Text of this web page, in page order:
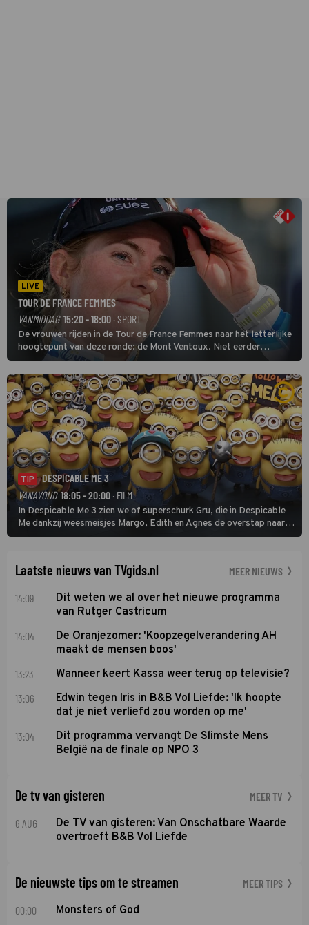
LIVE
TOUR DE FRANCE FEMMES
VANMIDDAG 15:20 - 18:00 · SPORT
De vrouwen rijden in de Tour de France Femmes naar het letterlijke
hoogtepunt van deze ronde: de Mont Ventoux. Niet eerder
finishten de vrouwen voor deze koers op deze kale col uit de
buitencategorie. De aanloop naar de slotklim is vlak.
TIP
DESPICABLE ME 3
VANAVOND 18:05 - 20:00· FILM
In Despicable Me 3 zien we of superschurk Gru, die in Despicable
Me dankzij weesmeisjes Margo, Edith en Agnes de overstap naar
het rechte pad maakte, ook op dat pad weet te blijven.
Laatste nieuws van TVgids.nl MEER NIEUWS
14:09
Dit weten we al over het nieuwe programma
van Rutger Castricum
14:04
De Oranjezomer: 'Koopzegelverandering AH
maakt de mensen boos'
13:23 Wanneer keert Kassa weer terug op televisie?
13:06
Edwin tegen Iris in B&B Vol Liefde: 'Ik hoopte
dat je niet verliefd zou worden op me'
13:04
Dit programma vervangt De Slimste Mens
België na de finale op NPO 3
De tv van gisteren MEER TV
6 AUG
De TV van gisteren: Van Onschatbare Waarde
overtroeft B&B Vol Liefde
De nieuwste tips om te streamen MEER TIPS
00:00 Monsters of God